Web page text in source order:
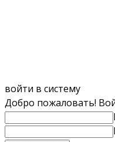
войти в систему
Добро пожаловать!